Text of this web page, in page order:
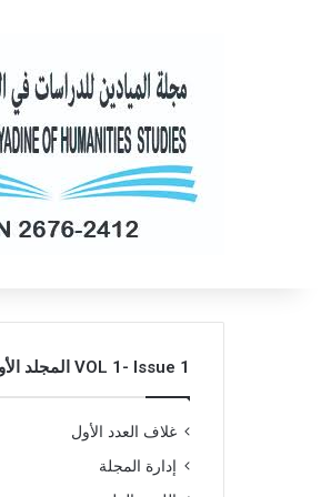
VOL 1- Issue 1 المجلد الأول – العدد الأول
غلاف العدد الأول
إدارة المجلة